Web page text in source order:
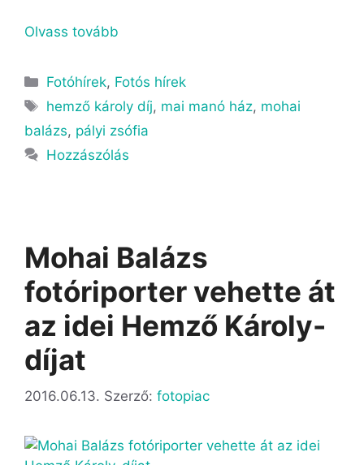
Olvass tovább
Fotóhírek, Fotós hírek
hemző károly díj, mai manó ház, mohai
balázs, pályi zsófia
Hozzászólás
Mohai Balázs
fotóriporter vehette át
az idei Hemző Károly-
díjat
2016.06.13. Szerző: fotopiac